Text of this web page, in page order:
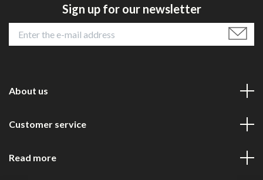
Sign up for our newsletter
About us
Customer service
Read more